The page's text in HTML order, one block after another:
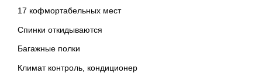
17 кофмортабельных мест
Спинки откидываются
Багажные полки
Климат контроль, кондиционер